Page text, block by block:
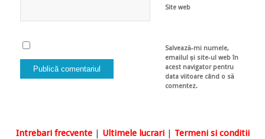
Site web
Salvează-mi numele,
emailul și site-ul web în
acest navigator pentru
data viitoare când o să
comentez.
Intrebari frecvente| Ultimele lucrari| Termeni si conditii